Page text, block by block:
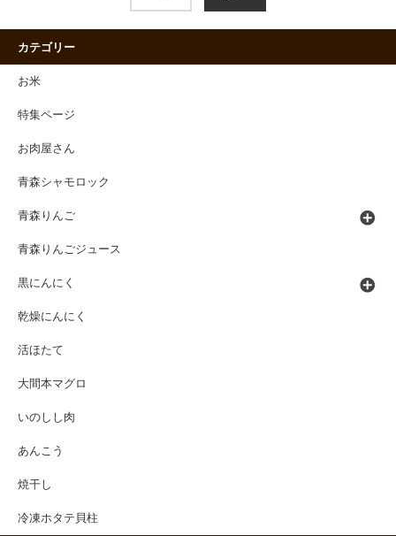
カテゴリー
お米
特集ページ
お肉屋さん
青森シャモロック
青森りんご
青森りんごジュース
黒にんにく
乾燥にんにく
活ほたて
大間本マグロ
いのしし肉
あんこう
焼干し
冷凍ホタテ貝柱